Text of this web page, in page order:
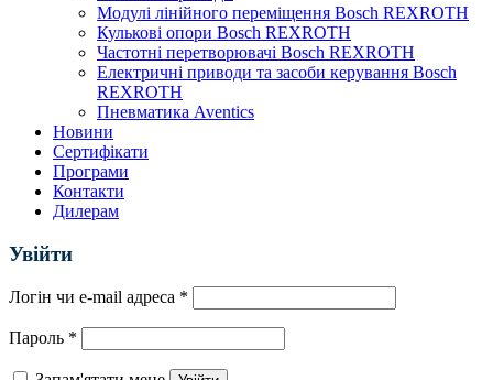
Модулі лінійного переміщення Bosch REXROTH
Кулькові опори Bosch REXROTH
Частотні перетворювачі Bosch REXROTH
Електричні приводи та засоби керування Bosch
REXROTH
Пневматика Aventics
Новини
Сертифікати
Програми
Контакти
Дилерам
Увійти
Логін чи e-mail адреса *
Пароль *